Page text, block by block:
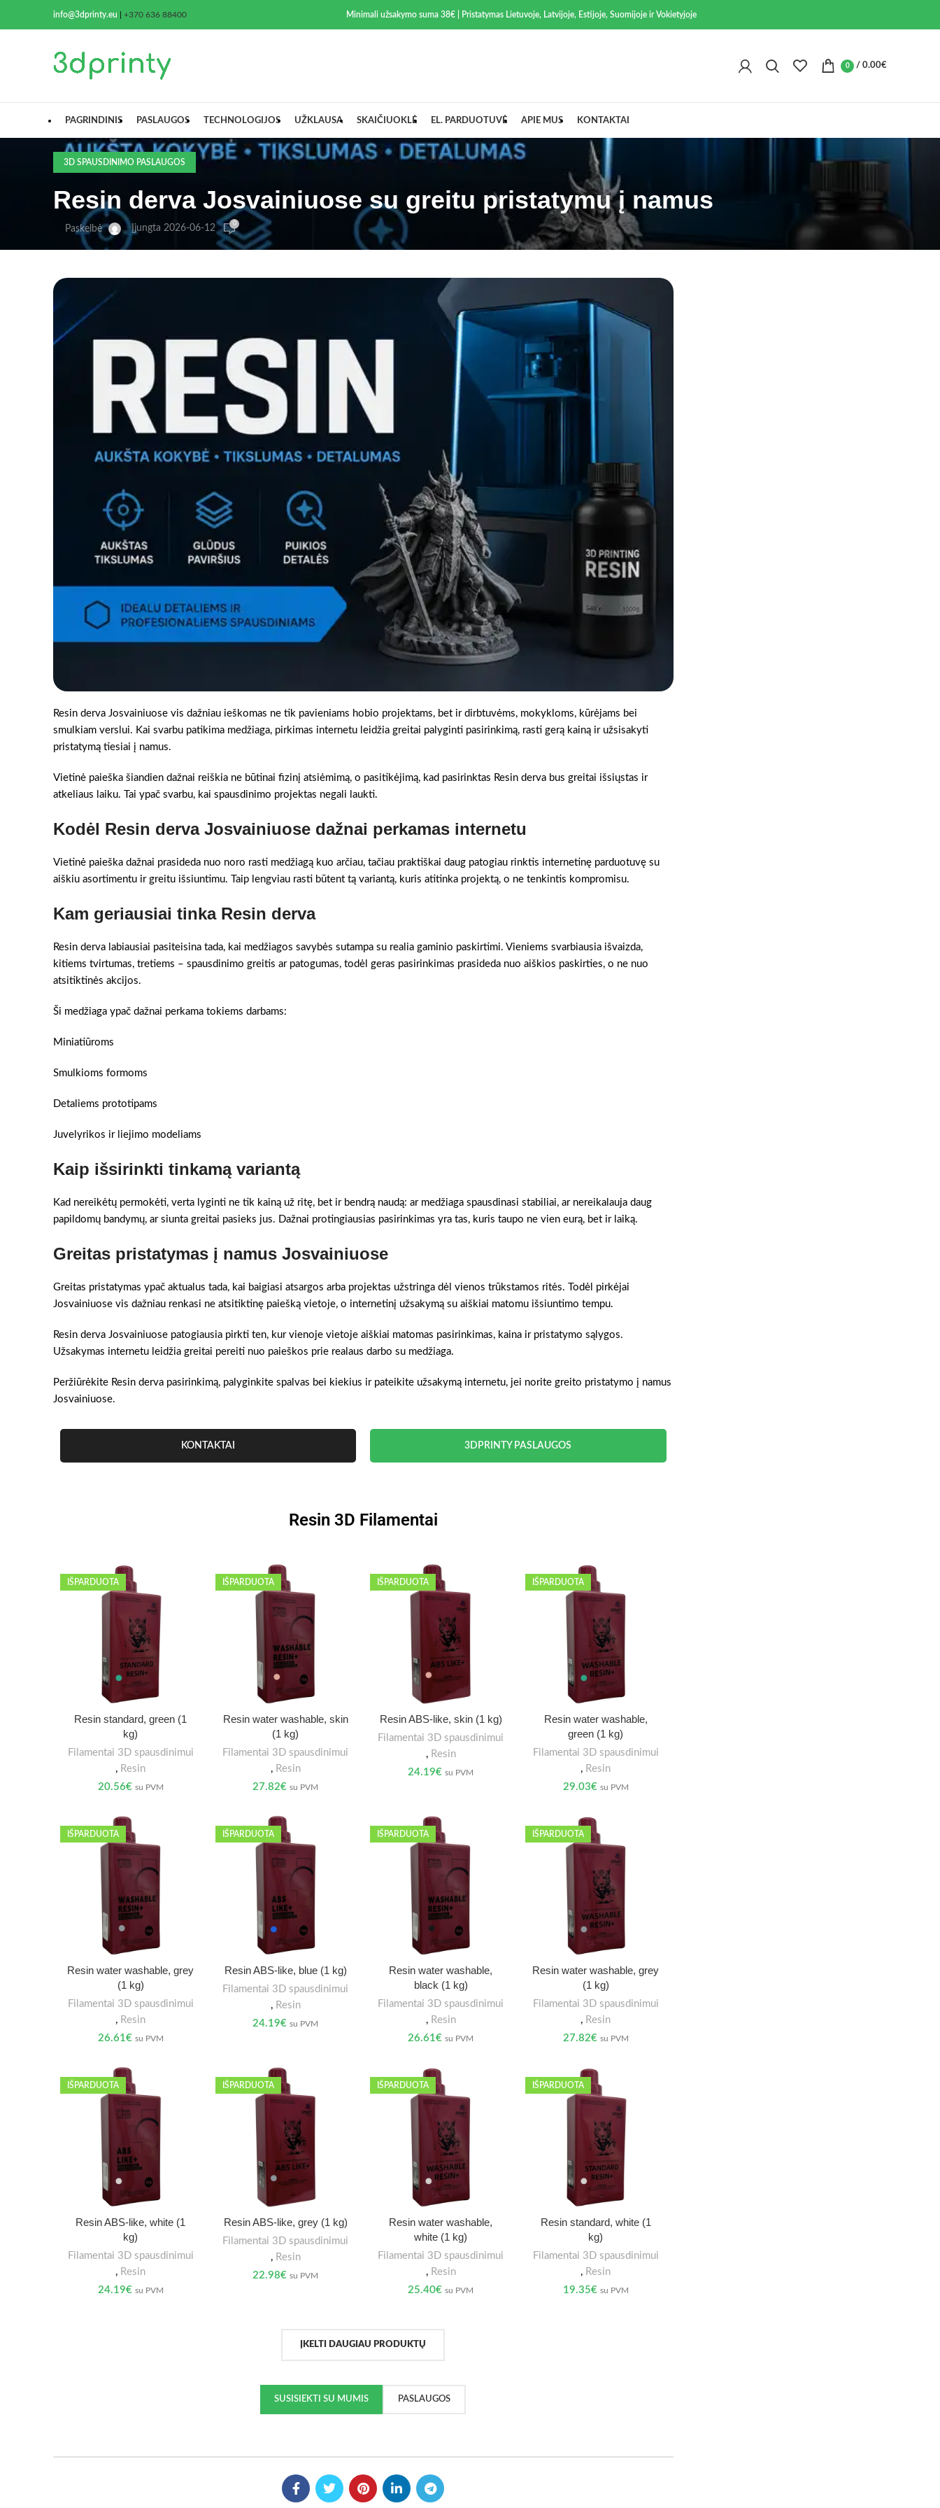
info@3dprinty.eu +370 636 88400 Minimali užsakymo suma 38€ | Pristatymas Lietuvoje, Latvijoje, Estijoje, Suomijoje ir Vokietyjoje
0 / 0.00€
PAGRINDINIS PASLAUGOS TECHNOLOGIJOS UŽKLAUSA SKAIČIUOKLĖ EL. PARDUOTUVĖ APIE MUS KONTAKTAI
3D SPAUSDINIMO PASLAUGOS
Resin derva Josvainiuose su greitu pristatymu į namus
Paskelbė Įjungta 2026-06-12 0
Resin derva Josvainiuose vis dažniau ieškomas ne tik pavieniams hobio projektams, bet ir dirbtuvėms, mokykloms, kūrėjams bei
smulkiam verslui. Kai svarbu patikima medžiaga, pirkimas internetu leidžia greitai palyginti pasirinkimą, rasti gerą kainą ir užsisakyti
pristatymą tiesiai į namus.
Vietinė paieška šiandien dažnai reiškia ne būtinai fizinį atsiėmimą, o pasitikėjimą, kad pasirinktas Resin derva bus greitai išsiųstas ir
atkeliaus laiku. Tai ypač svarbu, kai spausdinimo projektas negali laukti.
Kodėl Resin derva Josvainiuose dažnai perkamas internetu
Vietinė paieška dažnai prasideda nuo noro rasti medžiagą kuo arčiau, tačiau praktiškai daug patogiau rinktis internetinę parduotuvę su
aiškiu asortimentu ir greitu išsiuntimu. Taip lengviau rasti būtent tą variantą, kuris atitinka projektą, o ne tenkintis kompromisu.
Kam geriausiai tinka Resin derva
Resin derva labiausiai pasiteisina tada, kai medžiagos savybės sutampa su realia gaminio paskirtimi. Vieniems svarbiausia išvaizda,
kitiems tvirtumas, tretiems – spausdinimo greitis ar patogumas, todėl geras pasirinkimas prasideda nuo aiškios paskirties, o ne nuo
atsitiktinės akcijos.
Ši medžiaga ypač dažnai perkama tokiems darbams:
Miniatiūroms
Smulkioms formoms
Detaliems prototipams
Juvelyrikos ir liejimo modeliams
Kaip išsirinkti tinkamą variantą
Kad nereikėtų permokėti, verta lyginti ne tik kainą už ritę, bet ir bendrą naudą: ar medžiaga spausdinasi stabiliai, ar nereikalauja daug
papildomų bandymų, ar siunta greitai pasieks jus. Dažnai protingiausias pasirinkimas yra tas, kuris taupo ne vien eurą, bet ir laiką.
Greitas pristatymas į namus Josvainiuose
Greitas pristatymas ypač aktualus tada, kai baigiasi atsargos arba projektas užstringa dėl vienos trūkstamos ritės. Todėl pirkėjai
Josvainiuose vis dažniau renkasi ne atsitiktinę paiešką vietoje, o internetinį užsakymą su aiškiai matomu išsiuntimo tempu.
Resin derva Josvainiuose patogiausia pirkti ten, kur vienoje vietoje aiškiai matomas pasirinkimas, kaina ir pristatymo sąlygos.
Užsakymas internetu leidžia greitai pereiti nuo paieškos prie realaus darbo su medžiaga.
Peržiūrėkite Resin derva pasirinkimą, palyginkite spalvas bei kiekius ir pateikite užsakymą internetu, jei norite greito pristatymo į namus
Josvainiuose.
KONTAKTAI 3DPRINTY PASLAUGOS
Resin 3D Filamentai
IŠPARDUOTA
Resin standard, green (1
kg)
Filamentai 3D spausdinimui
, Resin
20.56€ su PVM
IŠPARDUOTA
Resin water washable, skin
(1 kg)
Filamentai 3D spausdinimui
, Resin
27.82€ su PVM
IŠPARDUOTA
Resin ABS-like, skin (1 kg)
Filamentai 3D spausdinimui
, Resin
24.19€ su PVM
IŠPARDUOTA
Resin water washable,
green (1 kg)
Filamentai 3D spausdinimui
, Resin
29.03€ su PVM
IŠPARDUOTA
Resin water washable, grey
(1 kg)
Filamentai 3D spausdinimui
, Resin
26.61€ su PVM
IŠPARDUOTA
Resin ABS-like, blue (1 kg)
Filamentai 3D spausdinimui
, Resin
24.19€ su PVM
IŠPARDUOTA
Resin water washable,
black (1 kg)
Filamentai 3D spausdinimui
, Resin
26.61€ su PVM
IŠPARDUOTA
Resin water washable, grey
(1 kg)
Filamentai 3D spausdinimui
, Resin
27.82€ su PVM
IŠPARDUOTA
Resin ABS-like, white (1
kg)
Filamentai 3D spausdinimui
, Resin
24.19€ su PVM
IŠPARDUOTA
Resin ABS-like, grey (1 kg)
Filamentai 3D spausdinimui
, Resin
22.98€ su PVM
IŠPARDUOTA
Resin water washable,
white (1 kg)
Filamentai 3D spausdinimui
, Resin
25.40€ su PVM
IŠPARDUOTA
Resin standard, white (1
kg)
Filamentai 3D spausdinimui
, Resin
19.35€ su PVM
ĮKELTI DAUGIAU PRODUKTŲ
SUSISIEKTI SU MUMIS PASLAUGOS